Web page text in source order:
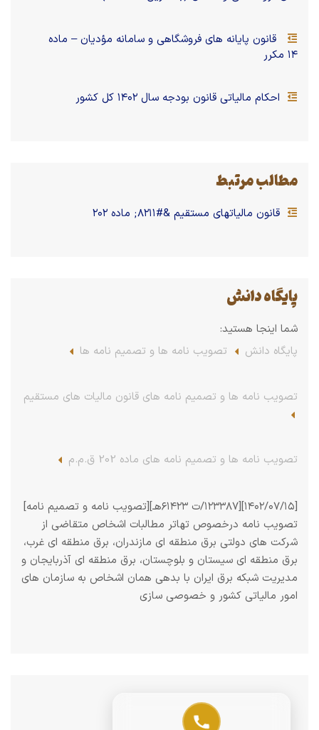
قانون پایانه های فروشگاهی و سامانه مؤدیان – ماده
۱۴ مکرر
احکام مالیاتی قانون بودجه سال ۱۴۰۲ کل کشور
مطالب مرتبط
قانون مالیاتهای مستقیم &#۸۲۱۱; ماده ۲۰۲
پایگاه دانش
شما اینجا هستید:
پایگاه دانش
تصویب نامه ها و تصمیم نامه ها
تصویب نامه ها و تصمیم نامه های قانون مالیات های مستقیم
تصویب نامه ها و تصمیم نامه های ماده 202 ق.م.م
[۱۴۰۲/۰۷/۱۵][۱۲۳۳۸۷/ت ۶۱۴۲۳هـ][تصویب نامه و تصمیم نامه]
تصویب نامه درخصوص تهاتر مطالبات اشخاص متقاضی از
شرکت های دولتی برق منطقه ای مازندران، برق منطقه ای غرب،
برق منطقه ای سیستان و بلوچستان، برق منطقه ای آذربایجان و
مدیریت شبکه برق ایران با بدهی همان اشخاص به سازمان های
امور مالیاتی کشور و خصوصی سازی